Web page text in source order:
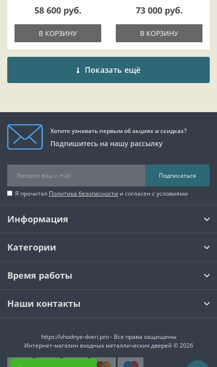
58 600 руб.
В КОРЗИНУ
73 000 руб.
В КОРЗИНУ
Показать ещё
Хотите узнавать первым об акциях и скидках?
Подпишитесь на нашу рассылку
Подписаться
Я прочитал Политика безопасности и согласен с условиями
Информация
Категории
Время работы
Наши контакты
https://vhodnye-dveri.pro - Все права защищены
Интернет-магазин входных металлических дверей © 2026